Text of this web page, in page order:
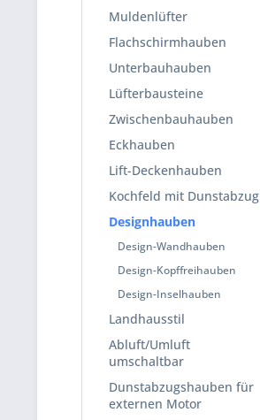
Muldenlüfter
Flachschirmhauben
Unterbauhauben
Lüfterbausteine
Zwischenbauhauben
Eckhauben
Lift-Deckenhauben
Kochfeld mit Dunstabzug
Designhauben
Design-Wandhauben
Design-Kopffreihauben
Design-Inselhauben
Landhausstil
Abluft/Umluft
umschaltbar
Dunstabzugshauben für
externen Motor